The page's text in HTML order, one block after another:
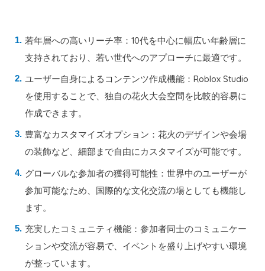
若年層への高いリーチ率：10代を中心に幅広い年齢層に
支持されており、若い世代へのアプローチに最適です。
ユーザー自身によるコンテンツ作成機能：Roblox Studio
を使用することで、独自の花火大会空間を比較的容易に
作成できます。
豊富なカスタマイズオプション：花火のデザインや会場
の装飾など、細部まで自由にカスタマイズが可能です。
グローバルな参加者の獲得可能性：世界中のユーザーが
参加可能なため、国際的な文化交流の場としても機能し
ます。
充実したコミュニティ機能：参加者同士のコミュニケー
ションや交流が容易で、イベントを盛り上げやすい環境
が整っています。